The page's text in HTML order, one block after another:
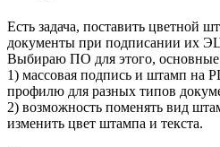
Есть задача, поставить цветной
документы при подписании их
Выбираю ПО для этого, основные
1) массовая подпись и штамп на
профилю для разных типов
2) возможность поменять вид
изменить цвет штампа и текста.